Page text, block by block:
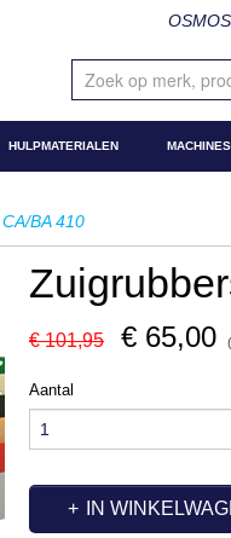
HULPMATERIALEN MACHINES
BA 410
€ 101,95 € 65,00
Aantal
IN